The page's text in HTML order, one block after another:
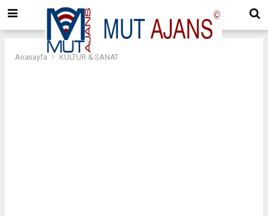
Anasayfa KÜLTÜR & SANAT